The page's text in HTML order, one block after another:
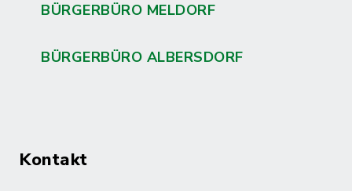
BÜRGERBÜRO MELDORF
BÜRGERBÜRO ALBERSDORF
Kontakt